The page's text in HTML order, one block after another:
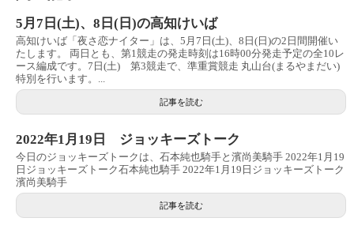
5月7日(土)、8日(日)の高知けいば
高知けいば「夜さ恋ナイター」は、5月7日(土)、8日(日)の2日間開催い
たします。 両日とも、第1競走の発走時刻は16時00分発走予定の全10レ
ース編成です。7日(土) 第3競走で、準重賞競走 丸山台(まるやまだい)
特別を行います。...
記事を読む
2022年1月19日 ジョッキーズトーク
今日のジョッキーズトークは、石本純也騎手と濱尚美騎手 2022年1月19
日ジョッキーズトーク石本純也騎手 2022年1月19日ジョッキーズトーク
濱尚美騎手
記事を読む